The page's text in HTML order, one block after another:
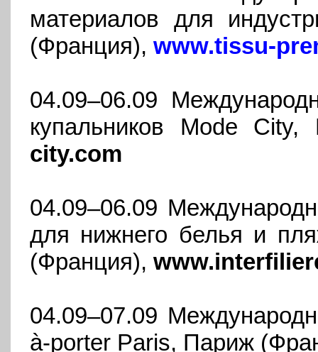
материалов для
(Франция), www.tissu-
04.09–06.09
купальников Mode
city.com
04.09–06.09
для нижнего белья и
(Франция),
04.09–07.09
à-porter Paris, Париж